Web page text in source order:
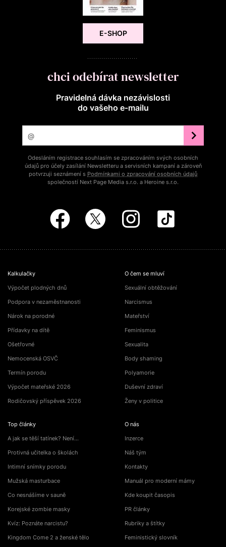
E-SHOP
chci odebírat newsletter
Pravidelná dávka nezávislosti
do vašeho e‑mailu
Odesláním registrace souhlasím se zpracováním svých osobních
údajů pro účely zasílání Newsletteru a servisních kampaní a zároveň
potvrzuji seznámení s Podmínkami o zpracování osobních údajů
společností Next Page Media s.r.o. a Heroine s.r.o.
Kalkulačky
Výpočet plodných dnů
Podpora v nezaměstnanosti
Nárok na porodné
Přídavky na dítě
Ošetřovné
Nemocenská OSVČ
Termín porodu
Výpočet mateřské 2026
Rodičovský příspěvek 2026
Top články
A jak se těší tatínek? Není…
Protivná učitelka o školách
Intimní snímky porodu
Mužská masturbace
Co nesnášíme v sauně
Korejské zombie masky
Kvíz: Poznáte narcistu?
Kingdom Come 2 a ženské tělo
O čem se mluví
Sexuální obtěžování
Narcismus
Mateřství
Feminismus
Sexualita
Body shaming
Polyamorie
Duševní zdraví
Ženy v politice
O nás
Inzerce
Náš tým
Kontakty
Manuál pro moderní mámy
Kde koupit časopis
PR články
Rubriky a štítky
Feministický slovník